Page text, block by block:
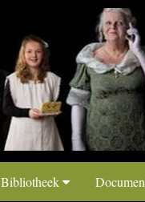
Bibliotheek